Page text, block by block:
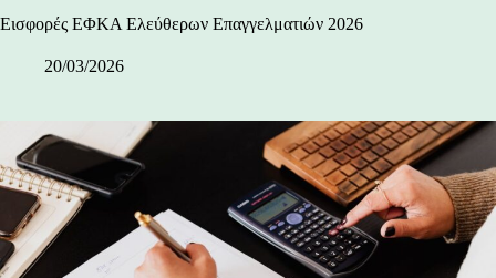
Εισφορές ΕΦΚΑ Ελεύθερων Επαγγελματιών 2026
20/03/2026